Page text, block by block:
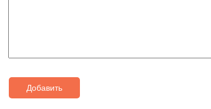
Добавить